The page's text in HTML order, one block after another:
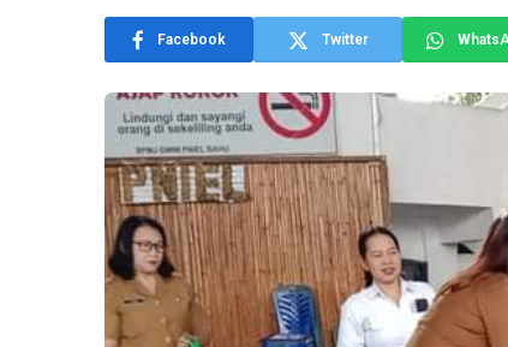
Facebook Twitter